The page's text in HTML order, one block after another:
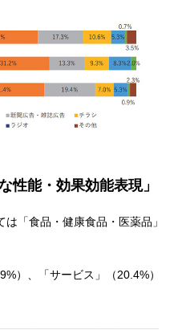
性能・効果効能表現」
「食品・健康食品・医薬品」
）、「サービス」（20.4%）